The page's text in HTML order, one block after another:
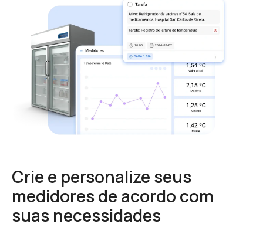
Crie e personalize seus
medidores de acordo com
suas necessidades